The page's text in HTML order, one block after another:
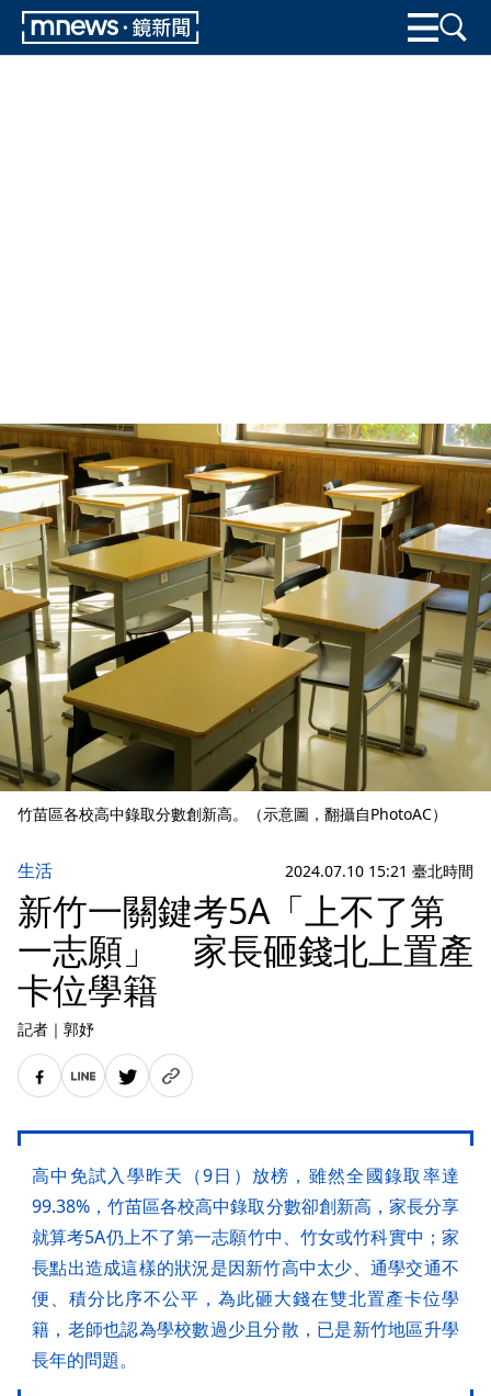
竹苗區各校高中錄取分數創新高。（示意圖，翻攝自PhotoAC）
生活 2024.07.10 15:21 臺北時間
新竹一關鍵考5A「上不了第
一志願」 家長砸錢北上置產
卡位學籍
記者 ｜ 郭妤
高中免試入學昨天（9日）放榜，雖然全國錄取率達
99.38%，竹苗區各校高中錄取分數卻創新高，家長分享
就算考5A仍上不了第一志願竹中、竹女或竹科實中；家
長點出造成這樣的狀況是因新竹高中太少、通學交通不
便、積分比序不公平，為此砸大錢在雙北置產卡位學
籍，老師也認為學校數過少且分散，已是新竹地區升學
長年的問題。